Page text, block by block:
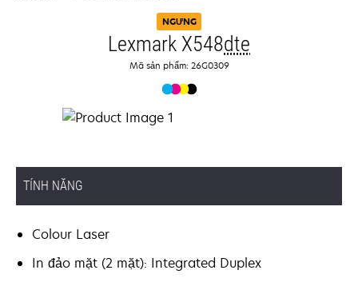
NGƯNG
Lexmark X548dte
Mã sản phẩm: 26G0309
TÍNH NĂNG
Colour Laser
In đảo mặt (2 mặt): Integrated Duplex